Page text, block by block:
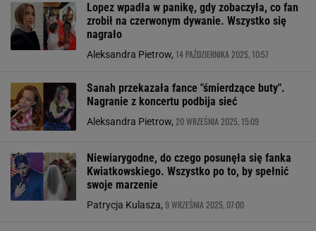
Lopez wpadła w panikę, gdy zobaczyła, co fan
zrobił na czerwonym dywanie. Wszystko się
nagrało
Aleksandra Pietrow, 14 PAŹDZIERNIKA 2025, 10:57
Sanah przekazała fance "śmierdzące buty".
Nagranie z koncertu podbija sieć
Aleksandra Pietrow, 20 WRZEŚNIA 2025, 15:09
Niewiarygodne, do czego posunęła się fanka
Kwiatkowskiego. Wszystko po to, by spełnić
swoje marzenie
Patrycja Kulasza, 9 WRZEŚNIA 2025, 07:00